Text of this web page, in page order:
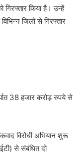
किया है। उन्हें
जिलों से गिरफ्तार
38 हजार करोड़ रुपये से
विरोधी अभियान शुरू
से संबंधित दो